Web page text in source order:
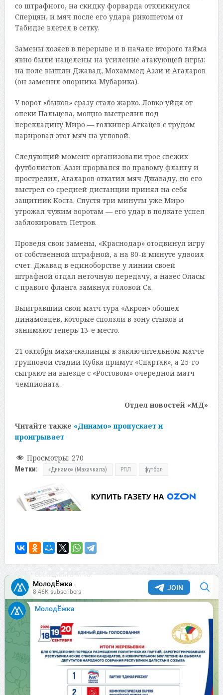
со штрафного, на скидку форварда откликнулся
Сперцян, и мяч после его удара рикошетом от
Табидзе влетел в сетку.
Замены хозяев в перерыве и в начале второго тайма
явно были нацелены на усиление атакующей игры:
на поле вышли Джавад, Мохаммед Аззи и Агаларов
(он заменил опорника Мубарика).
У ворот «быков» сразу стало жарко. Ловко уйдя от
опеки Пальцева, мощно выстрелил под
перекладину Миро — голкипер Агкацев с трудом
парировал этот мяч на угловой.
Следующий момент организовали трое свежих
футболистов: Аззи прорвался по правому флангу и
прострелил, Агаларов откатил мяч Джаваду, но его
выстрел со средней дистанции принял на себя
защитник Коста. Спустя три минуты уже Миро
угрожал чужим воротам — его удар в подкате успел
заблокировать Петров.
Проведя свои замены, «Краснодар» отодвинул игру
от собственной штрафной, а на 80-й минуте удвоил
счет. Джавад в единоборстве у линии своей
штрафной отдал неточную передачу, а навес Оласы
с правого фланга замкнул головой Са.
Выигравший свой матч тура «Акрон» обошел
динамовцев, которые сползли в зону стыков и
занимают теперь 13-е место.
21 октября махачкалинцы в заключительном матче
групповой стадии Кубка примут «Спартак», а 25-го
сыграют на выезде с «Ростовом» очередной матч
чемпионата.
Отдел новостей «МД»
Читайте также «Динамо» пропускает и
проигрывает
Просмотры: 270
Метки: «Динамо» (Махачкала) РПЛ футбол